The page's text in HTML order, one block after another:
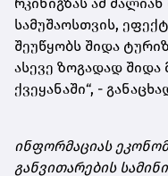
რკინიგზას ამ
სამუშაოსთვის,
შეუწყობს შიდა
ასევე ზოგადად შიდა
ქვეყანაში“, -
ინფორმაციას
განვითარების